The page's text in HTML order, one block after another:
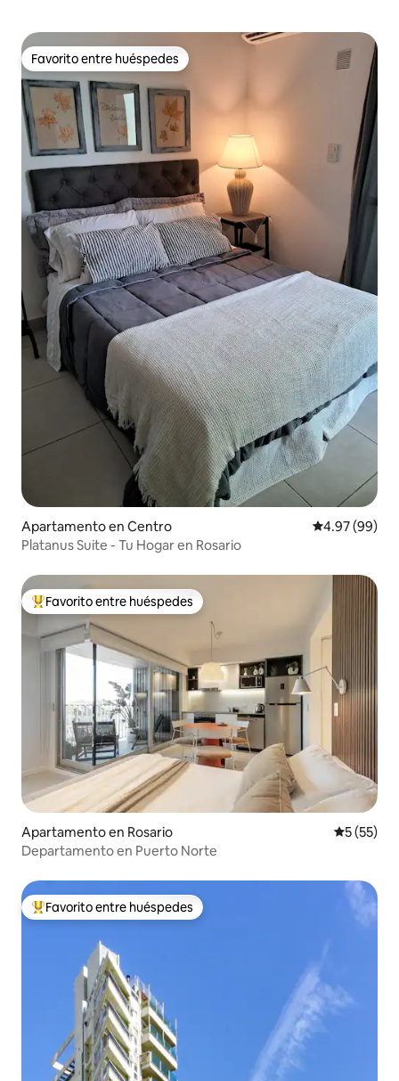
Favorito entre huéspedes
Favorito entre huéspedes
Apartamento en Centro Calificación
4.97 (99)
Platanus Suite - Tu Hogar en Rosario
Favorito entre huéspedes preferido
Favorito entre huéspedes
Apartamento en Rosario
5 (55)
Departamento en Puerto Norte
Favorito entre huéspedes preferido
Favorito entre huéspedes